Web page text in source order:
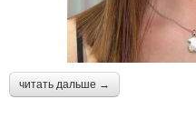
читать дальше →